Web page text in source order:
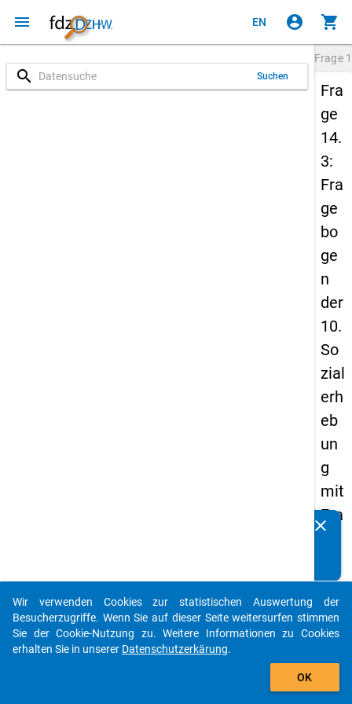
menu EN account_circle shopping_cart
search Suchen
Frage
Fra
ge
14.
3:
Fra
ge
bo
ge
n
der
10.
So
zial
erh
eb
un
g
mit
Fra
zu
de
n
clear
auto_stories
add_shopping_cart
Wir verwenden Cookies zur statistischen Auswertung der
Besucherzugriffe. Wenn Sie auf dieser Seite weitersurfen stimmen
Sie der Cookie-Nutzung zu. Weitere Informationen zu Cookies
erhalten Sie in unserer Datenschutzerkärung.
OK